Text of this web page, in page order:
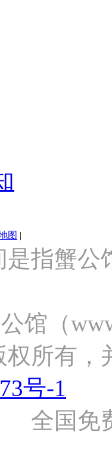
图 |
指蟹公
馆（
权所有，
号-1
国免费